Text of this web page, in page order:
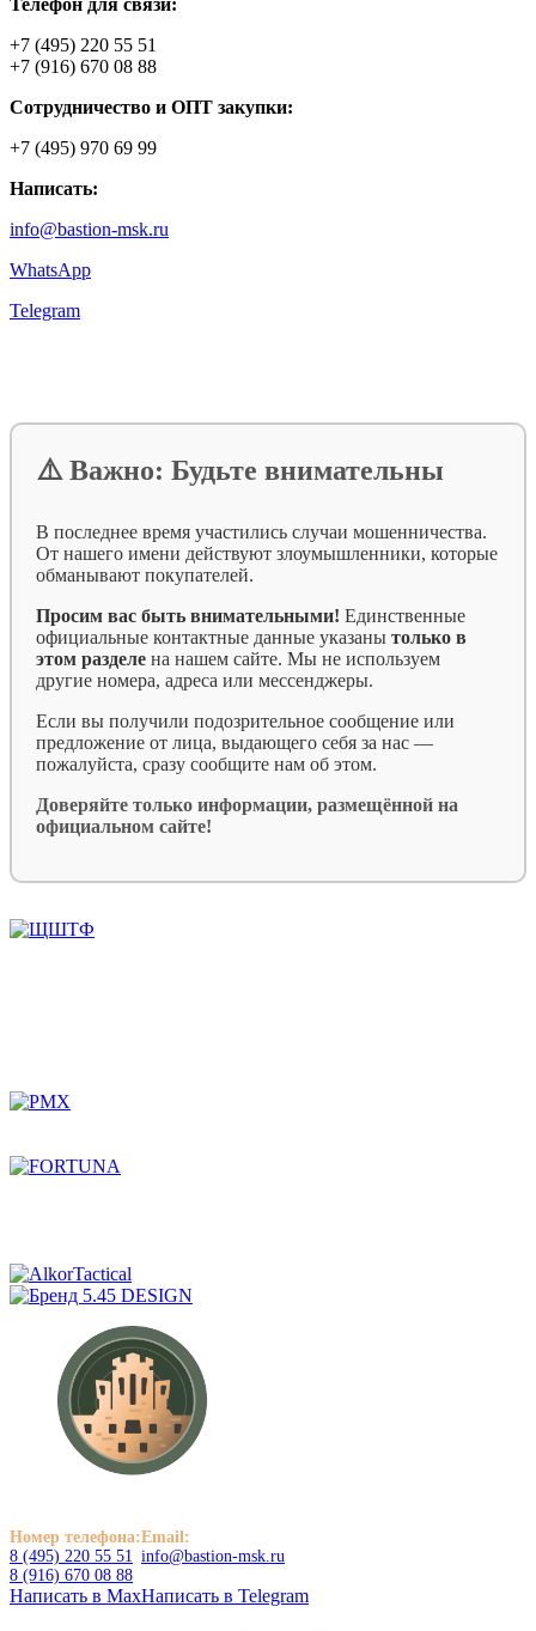
+7 (495) 220 55 51
+7 (916) 670 08 88
Сотрудничество и ОПТ закупки:
+7 (495) 970 69 99
Написать:
info@bastion-msk.ru
WhatsApp
Telegram
⚠️ Важно: Будьте внимательны
В последнее время участились случаи мошенничества.
От нашего имени действуют злоумышленники, которые
обманывают покупателей.
Просим вас быть внимательными! Единственные
официальные контактные данные указаны только в
этом разделе на нашем сайте. Мы не используем
другие номера, адреса или мессенджеры.
Если вы получили подозрительное сообщение или
предложение от лица, выдающего себя за нас —
пожалуйста, сразу сообщите нам об этом.
Доверяйте только информации, размещённой на
официальном сайте!
Номер телефона:
8 (495) 220 55 51
8 (916) 670 08 88
Email:
info@bastion-msk.ru
Написать в MaxНаписать в Telegram